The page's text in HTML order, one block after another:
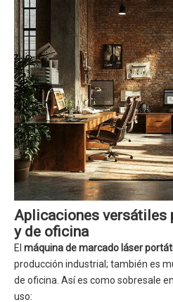
Aplicaciones versátiles
y de oficina
El máquina de marcado láser
producción industrial; también es
de oficina. Así es como sobresale
uso: